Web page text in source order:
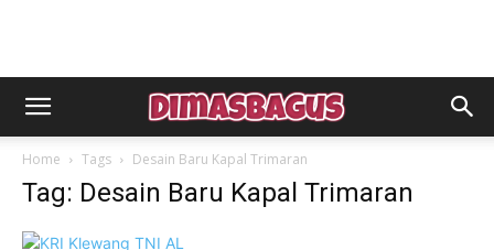
Home Tags Desain Baru Kapal Trimaran
Tag: Desain Baru Kapal Trimaran